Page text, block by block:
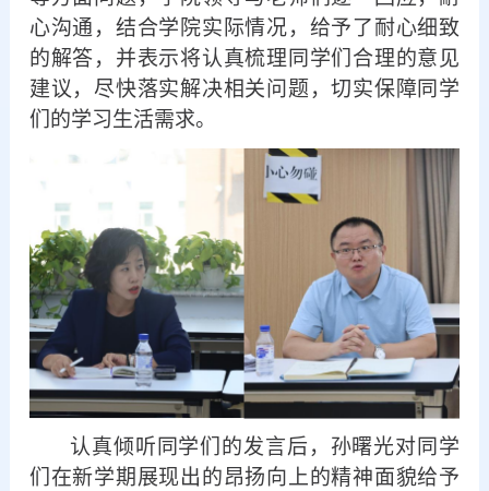
心沟通，结合学院实际情况，给予了耐心细致
的解答，并表示将认真梳理同学们合理的意见
建议，尽快落实解决相关问题，切实保障同学
们的学习生活需求。
认真倾听同学们的发言后， 孙曙光对同学
们 在新学期展现出的昂扬向上的精神面貌给予